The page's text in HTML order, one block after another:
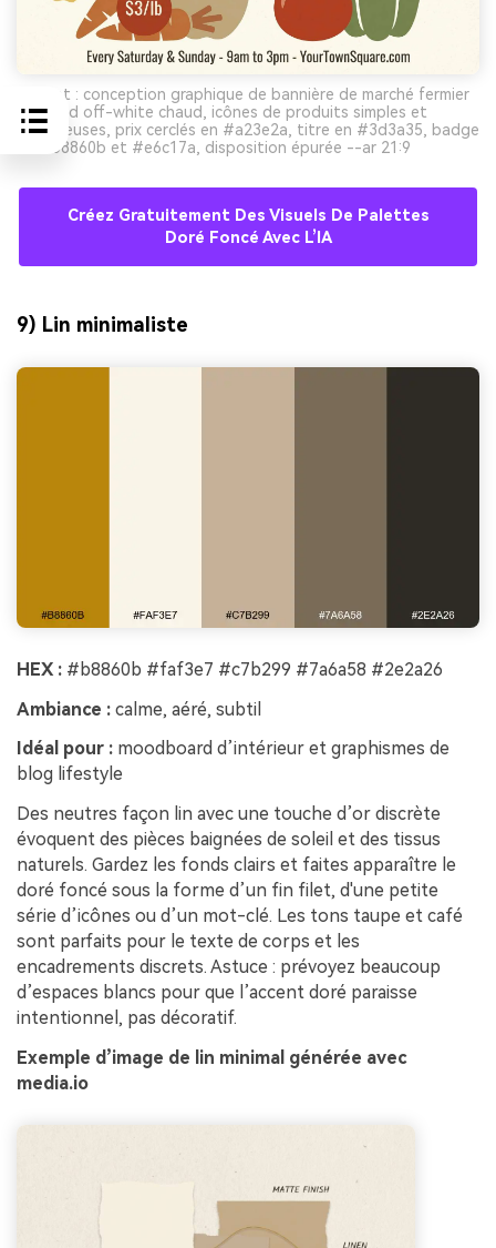
Prompt : conception graphique de bannière de marché fermier
sur fond off-white chaud, icônes de produits simples et
audacieuses, prix cerclés en #a23e2a, titre en #3d3a35, badge
en #b8860b et #e6c17a, disposition épurée --ar 21:9
Créez Gratuitement Des Visuels De Palettes
Doré Foncé Avec L’IA
9) Lin minimaliste
HEX : #b8860b #faf3e7 #c7b299 #7a6a58 #2e2a26
Ambiance : calme, aéré, subtil
Idéal pour : moodboard d’intérieur et graphismes de
blog lifestyle
Des neutres façon lin avec une touche d’or discrète
évoquent des pièces baignées de soleil et des tissus
naturels. Gardez les fonds clairs et faites apparaître le
doré foncé sous la forme d’un fin filet, d'une petite
série d’icônes ou d’un mot-clé. Les tons taupe et café
sont parfaits pour le texte de corps et les
encadrements discrets. Astuce : prévoyez beaucoup
d’espaces blancs pour que l’accent doré paraisse
intentionnel, pas décoratif.
Exemple d’image de lin minimal générée avec
media.io